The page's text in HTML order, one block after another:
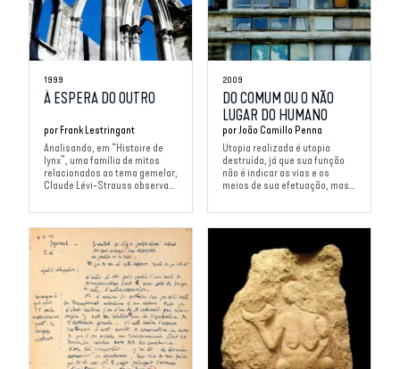
1999
À ESPERA DO OUTRO
por Frank Lestringant
Analisando, em “Histoire de
lynx”, uma família de mitos
relacionados ao tema gemelar,
Claude Lévi-Strauss observa...
2009
DO COMUM OU O NÃO
LUGAR DO HUMANO
porJoão Camillo Penna
Utopia realizada é utopia
destruída, já que sua função
não é indicar as vias e os
meios de sua efetuação, mas...